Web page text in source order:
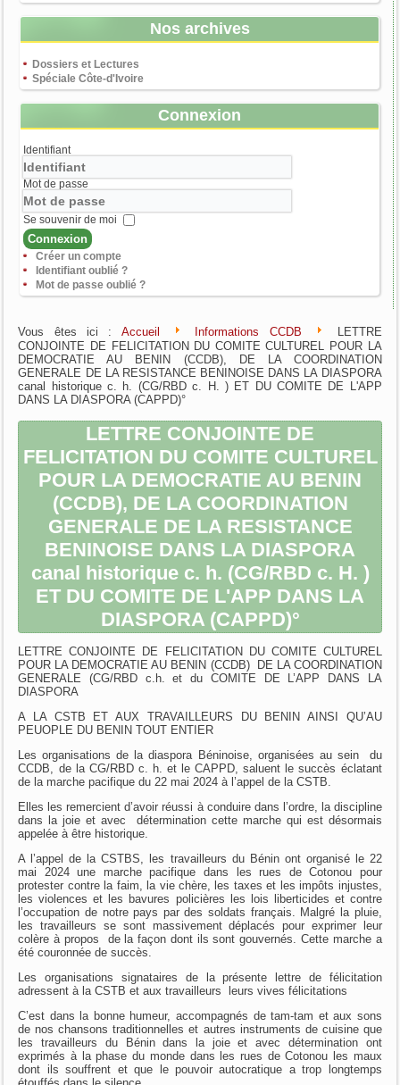
Nos archives
Dossiers et Lectures
Spéciale Côte-d'Ivoire
Connexion
Identifiant
Mot de passe
Se souvenir de moi
Connexion
Créer un compte
Identifiant oublié ?
Mot de passe oublié ?
Vous êtes ici : Accueil Informations CCDB
LETTRE
CONJOINTE DE FELICITATION DU COMITE CULTUREL POUR LA
DEMOCRATIE AU BENIN (CCDB), DE LA COORDINATION
GENERALE DE LA RESISTANCE BENINOISE DANS LA DIASPORA
canal historique c. h. (CG/RBD c. H. ) ET DU COMITE DE L'APP
DANS LA DIASPORA (CAPPD)°
LETTRE CONJOINTE DE
FELICITATION DU COMITE CULTUREL
POUR LA DEMOCRATIE AU BENIN
(CCDB), DE LA COORDINATION
GENERALE DE LA RESISTANCE
BENINOISE DANS LA DIASPORA
canal historique c. h. (CG/RBD c. H. )
ET DU COMITE DE L'APP DANS LA
DIASPORA (CAPPD)°
LETTRE CONJOINTE DE FELICITATION DU COMITE CULTUREL
POUR LA DEMOCRATIE AU BENIN (CCDB) DE LA COORDINATION
GENERALE (CG/RBD c.h. et du COMITE DE L’APP DANS LA
DIASPORA
A LA CSTB ET AUX TRAVAILLEURS DU BENIN AINSI QU’AU
PEUOPLE DU BENIN TOUT ENTIER
Les organisations de la diaspora Béninoise, organisées au sein du
CCDB, de la CG/RBD c. h. et le CAPPD, saluent le succès éclatant
de la marche pacifique du 22 mai 2024 à l’appel de la CSTB.
Elles les remercient d’avoir réussi à conduire dans l’ordre, la discipline
dans la joie et avec détermination cette marche qui est désormais
appelée à être historique.
A l’appel de la CSTBS, les travailleurs du Bénin ont organisé le 22
mai 2024 une marche pacifique dans les rues de Cotonou pour
protester contre la faim, la vie chère, les taxes et les impôts injustes,
les violences et les bavures policières les lois liberticides et contre
l’occupation de notre pays par des soldats français. Malgré la pluie,
les travailleurs se sont massivement déplacés pour exprimer leur
colère à propos de la façon dont ils sont gouvernés. Cette marche a
été couronnée de succès.
Les organisations signataires de la présente lettre de félicitation
adressent à la CSTB et aux travailleurs leurs vives félicitations
C’est dans la bonne humeur, accompagnés de tam-tam et aux sons
de nos chansons traditionnelles et autres instruments de cuisine que
les travailleurs du Bénin dans la joie et avec détermination ont
exprimés à la phase du monde dans les rues de Cotonou les maux
dont ils souffrent et que le pouvoir autocratique a trop longtemps